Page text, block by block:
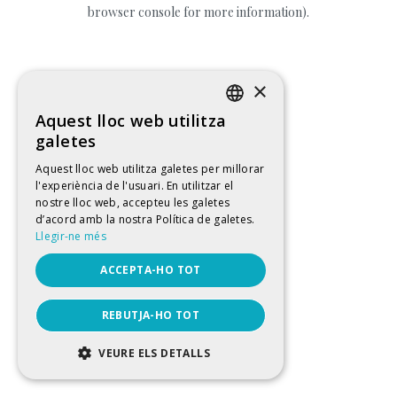
browser console for more information).
ENGLISH
FRENCH
×
Aquest lloc web utilitza
galetes
Aquest lloc web utilitza galetes per millorar
l'experiència de l'usuari. En utilitzar el
nostre lloc web, accepteu les galetes
d’acord amb la nostra Política de galetes.
Llegir-ne més
ACCEPTA-HO TOT
REBUTJA-HO TOT
VEURE ELS DETALLS
ESTRICTAMENT NECESSÀRIES